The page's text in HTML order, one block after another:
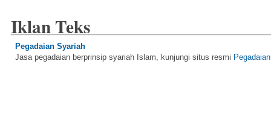
Iklan Teks
Pegadaian Syariah
Jasa pegadaian berprinsip syariah Islam, kunjungi situs resmi